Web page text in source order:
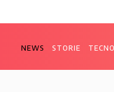
NEWS STORIE